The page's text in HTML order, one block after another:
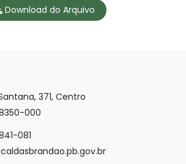
Download do Arquivo
371, Centro
000
081